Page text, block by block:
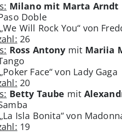
Milano mit Marta Arndt
Doble
„We Will Rock You“ von
26
Ross Antony mit Mariia
„Poker Face“ von Lady Gaga
20
Betty Taube mit
„La Isla Bonita“ von
19